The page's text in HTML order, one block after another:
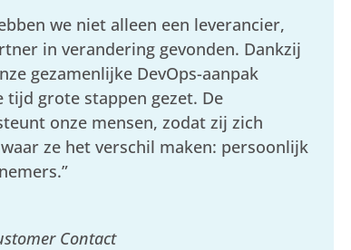
we niet alleen een leverancier,
in verandering gevonden. Dankzij
gezamenlijke DevOps-aanpak
tijd grote stappen gezet. De
onze mensen, zodat zij zich
ze het verschil maken: persoonlijk
Contact